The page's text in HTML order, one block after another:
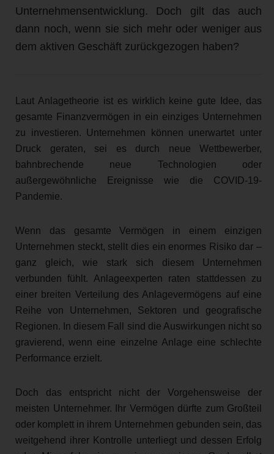
Unternehmensentwicklung. Doch gilt das auch
dann noch, wenn sie sich mehr oder weniger aus
dem aktiven Geschäft zurückgezogen haben?
Laut Anlagetheorie ist es wirklich keine gute Idee, das
gesamte Finanzvermögen in ein einziges Unternehmen
zu investieren. Unternehmen können unerwartet unter
Druck geraten, sei es durch neue Wettbewerber,
bahnbrechende neue Technologien oder
außergewöhnliche Ereignisse wie die COVID-19-
Pandemie.
Wenn das gesamte Vermögen in einem einzigen
Unternehmen steckt, stellt dies ein enormes Risiko dar –
ganz gleich, wie stark sich diesem Unternehmen
verbunden fühlt. Anlageexperten raten stattdessen zu
einer breiten Verteilung des Anlagevermögens auf eine
Reihe von Unternehmen, Sektoren und geografische
Regionen. In diesem Fall sind die Auswirkungen nicht so
gravierend, wenn eine einzelne Anlage eine schlechte
Performance erzielt.
Doch das entspricht nicht der Vorgehensweise der
meisten Unternehmer. Ihr Vermögen dürfte zum Großteil
oder komplett in ihrem Unternehmen gebunden sein, das
weitgehend ihrer Kontrolle unterliegt und dessen Erfolg